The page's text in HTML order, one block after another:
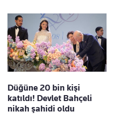
Düğüne 20 bin kişi
katıldı! Devlet Bahçeli
nikah şahidi oldu